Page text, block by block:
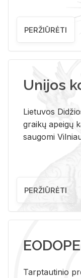
PERŽIŪRĖTI
Unijos
Lietuvos
graikų apeigų
saugomi
PERŽIŪRĖTI
Tarp­tau­ti­nio